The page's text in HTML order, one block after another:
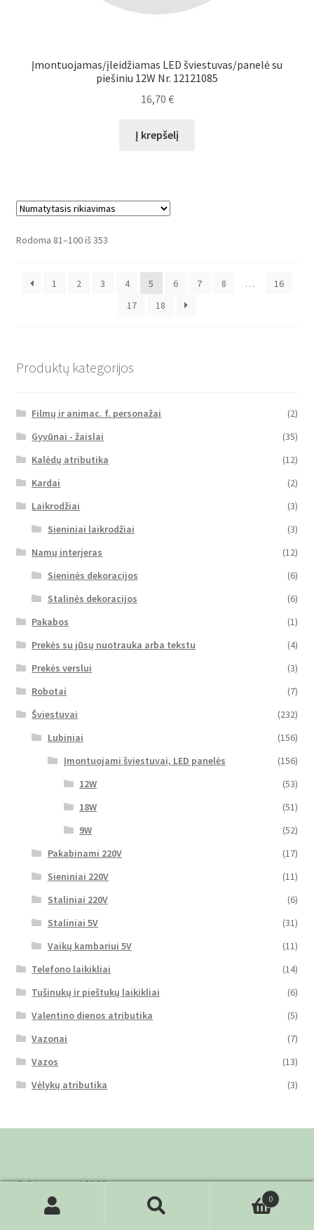
Įmontuojamas/įleidžiamas LED šviestuvas/panelė su
piešiniu 12W Nr. 12121085
16,70 €
Į krepšelį
Rodoma 81–100 iš 353
1 2 3 4 5 6 7 8 …
16
17
18
Produktų kategorijos
Filmų ir animac. f. personažai
(2)
Gyvūnai - žaislai
(35)
Kalėdų atributika
(12)
Kardai
(2)
Laikrodžiai
(3)
Sieniniai laikrodžiai
(3)
Namų interjeras
(12)
Sieninės dekoracijos
(6)
Stalinės dekoracijos
(6)
Pakabos
(1)
Prekės su jūsų nuotrauka arba tekstu
(4)
Prekės verslui
(3)
Robotai
(7)
Šviestuvai
(232)
Lubiniai
(156)
Įmontuojami šviestuvai, LED panelės
(156)
12W
(53)
18W
(51)
9W
(52)
Pakabinami 220V
(17)
Sieniniai 220V
(11)
Staliniai 220V
(6)
Staliniai 5V
(31)
Vaikų kambariui 5V
(11)
Telefono laikikliai
(14)
Tušinukų ir pieštukų laikikliai
(6)
Valentino dienos atributika
(5)
Vazonai
(7)
Vazos
(13)
Vėlykų atributika
(3)
© 3d gaminiai 2026
Privatumo politika
Sukūrė WooCommerce 0